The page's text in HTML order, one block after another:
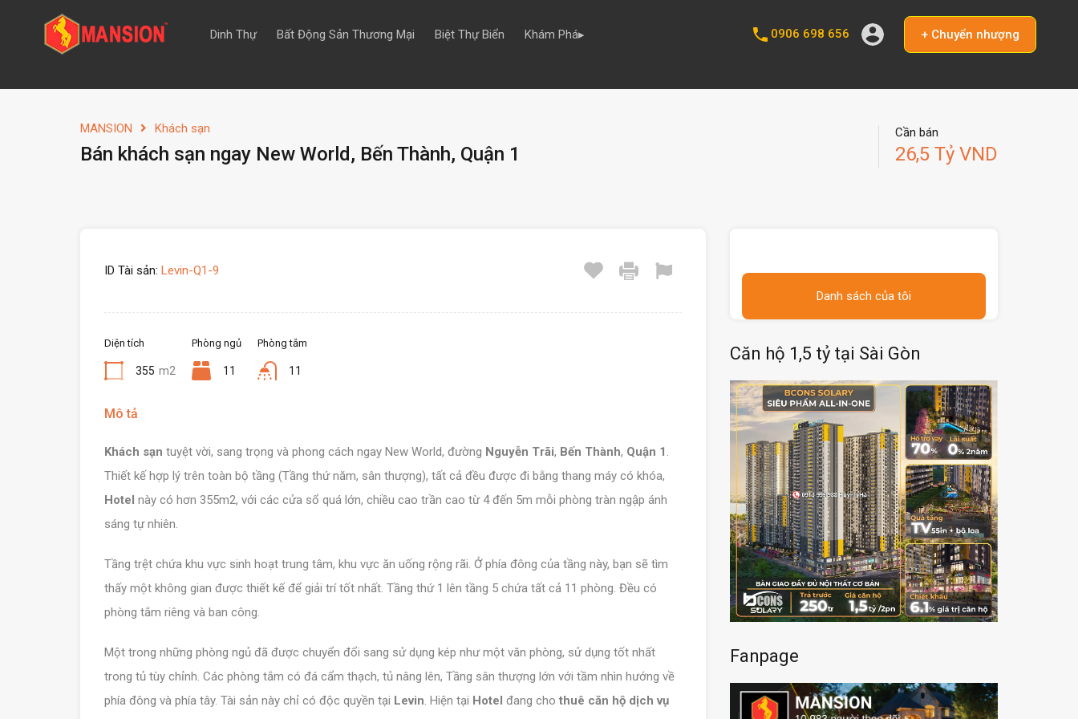
Dinh Thự Bất Động Sản Thương Mại Biệt Thự Biển Khám Phá▸ 0906 698 656 + Chuyển nhượng
MANSION Khách sạn
Bán khách sạn ngay New World, Bến Thành, Quận 1
Cần bán
26,5 Tỷ VND
ID Tài sản: Levin-Q1-9
Diện tích
355 m2
Phòng ngủ
11
Phòng tắm
11
Mô tả
Khách sạn tuyệt vời, sang trọng và phong cách ngay New World, đường Nguyễn Trãi, Bến Thành, Quận 1 .
Thiết kế hợp lý trên toàn bộ tầng (Tầng thứ năm, sân thượng), tất cả đều được đi bằng thang máy có khóa,
Hotel này có hơn 355m2, với các cửa sổ quá lớn, chiều cao trần cao từ 4 đến 5m mỗi phòng tràn ngập ánh
sáng tự nhiên.
Tầng trệt chứa khu vực sinh hoạt trung tâm, khu vực ăn uống rộng rãi. Ở phía đông của tầng này, bạn sẽ tìm
thấy một không gian được thiết kế để giải trí tốt nhất. Tầng thứ 1 lên tầng 5 chứa tất cả 11 phòng. Đều có
phòng tắm riêng và ban công.
Một trong những phòng ngủ đã được chuyển đổi sang sử dụng kép như một văn phòng, sử dụng tốt nhất
trong tủ tùy chỉnh. Các phòng tắm có đá cẩm thạch, tủ nâng lên, Tầng sân thượng lớn với tầm nhìn hướng về
phía đông và phía tây. Tài sản này chỉ có độc quyền tại Levin. Hiện tại Hotel đang cho thuê căn hộ dịch vụ
Danh sách của tôi
Căn hộ 1,5 tỷ tại Sài Gòn
Fanpage